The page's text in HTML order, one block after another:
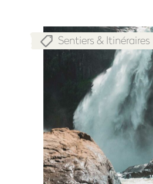
Sentiers & Itinéraires